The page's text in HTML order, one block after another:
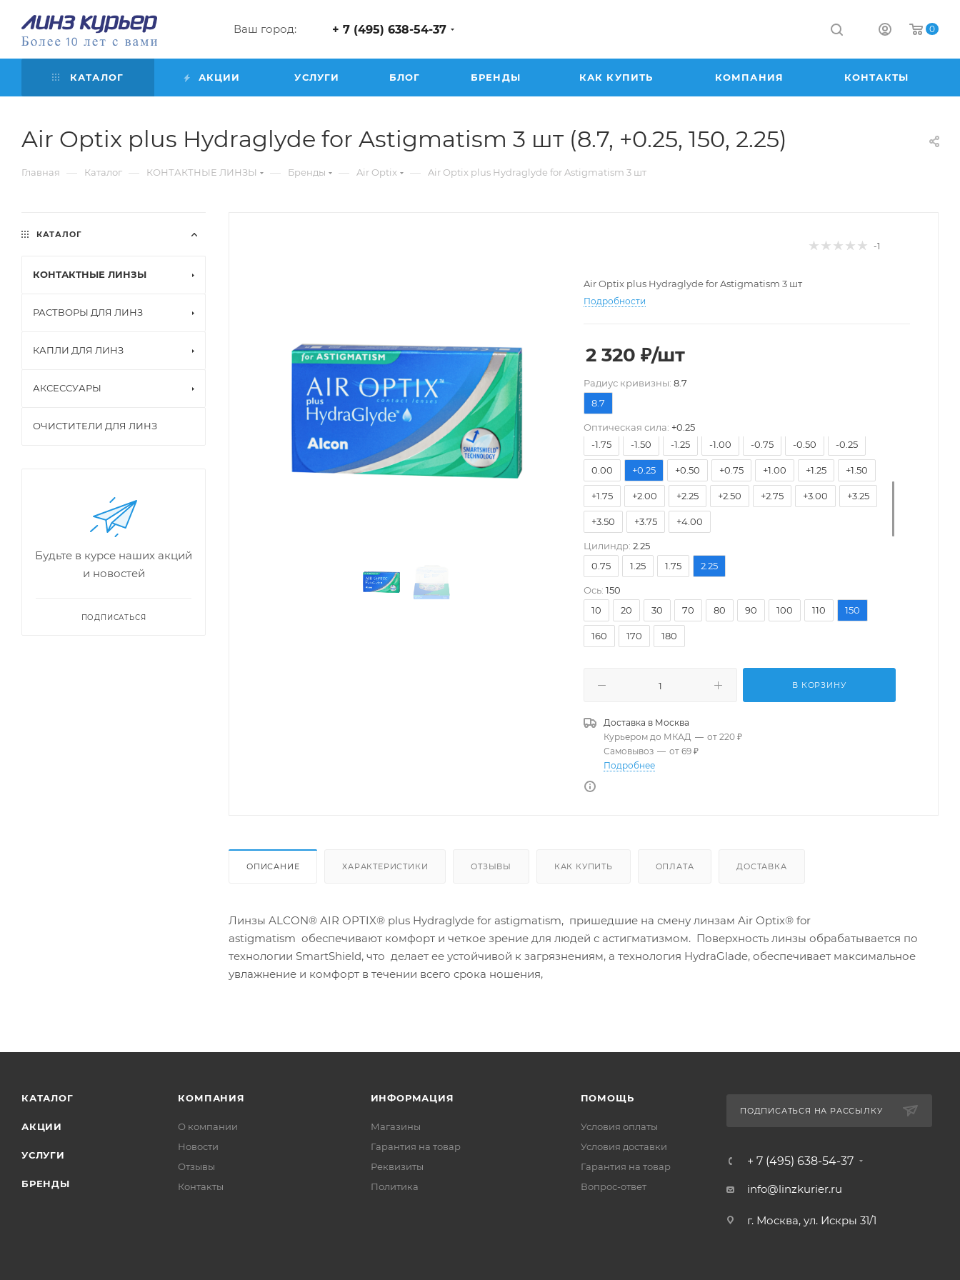
Ваш город: + 7 (495) 638-54-37 0
КАТАЛОГ АКЦИИ УСЛУГИ БЛОГ БРЕНДЫ КАК КУПИТЬ КОМПАНИЯ КОНТАКТЫ
Air Optix plus Hydraglyde for Astigmatism 3 шт (8.7, +0.25, 150, 2.25)
Главная — Каталог — КОНТАКТНЫЕ ЛИНЗЫ — Бренды — Air Optix — Air Optix plus Hydraglyde for Astigmatism 3 шт
-1
Air Optix plus Hydraglyde for Astigmatism 3 шт
Подробности
2 320 ₽/шт
Pадиус кривизны: 8.7
8.7
Оптическая сила: +0.25
-7.50
-5.25
-1.75 -1.50 -1.25 -1.00 -0.75 -0.50 -0.25
0.00 +0.25 +0.50 +0.75 +1.00 +1.25 +1.50
+1.75 +2.00 +2.25 +2.50 +2.75 +3.00 +3.25
+3.50 +3.75 +4.00
Цилиндр: 2.25
0.75
1.25 1.75 2.25
Ось: 150
10
20 30 70 80 90 100 110 150
160 170 180
В КОРЗИНУ
Доставка в Москва
Курьером до МКАД — от 220 ₽
Самовывоз — от 69 ₽
Подробнее
ОПИСАНИЕ ХАРАКТЕРИСТИКИ ОТЗЫВЫ КАК КУПИТЬ ОПЛАТА ДОСТАВКА
Линзы ALCON® AIR OPTIX® plus Hydraglyde for astigmatism, пришедшие на смену линзам Air Optix® for
astigmatism обеспечивают комфорт и четкое зрение для людей с астигматизмом. Поверхность линзы обрабатывается по
технологии SmartShield, что делает ее устойчивой к загрязнениям, а технология HydraGlade, обеспечивает максимальное
увлажнение и комфорт в течении всего срока ношения,
КАТАЛОГ
КОНТАКТНЫЕ ЛИНЗЫ
РАСТВОРЫ ДЛЯ ЛИНЗ
КАПЛИ ДЛЯ ЛИНЗ
АКСЕССУАРЫ
ОЧИСТИТЕЛИ ДЛЯ ЛИНЗ
Будьте в курсе наших акций
и новостей
ПОДПИСАТЬСЯ
КАТАЛОГ
АКЦИИ
УСЛУГИ
БРЕНДЫ
КОМПАНИЯ
О компании
Новости
Отзывы
Контакты
ИНФОРМАЦИЯ
Магазины
Гарантия на товар
Реквизиты
Политика
ПОМОЩЬ
Условия оплаты
Условия доставки
Гарантия на товар
Вопрос-ответ
ПОДПИСАТЬСЯ НА РАССЫЛКУ
+ 7 (495) 638-54-37
info@linzkurier.ru
г. Москва, ул. Искры 31/1